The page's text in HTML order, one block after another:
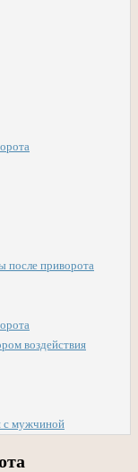
после приворота
воздействия
с мужчиной